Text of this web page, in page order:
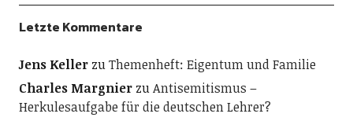
Letzte Kommentare
Jens KellerzuThemenheft: Eigentum und Familie
Charles MargnierzuAntisemitismus –
Herkulesaufgabe für die deutschen Lehrer?